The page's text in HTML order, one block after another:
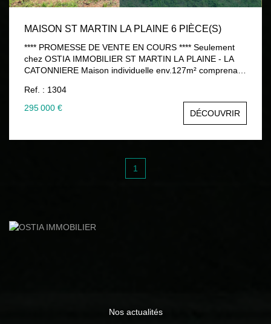
MAISON ST MARTIN LA PLAINE 6 PIÈCE(S)
**** PROMESSE DE VENTE EN COURS **** Seulement
chez OSTIA IMMOBILIER ST MARTIN LA PLAINE - LA
CATONNIERE Maison individuelle env.127m² comprenant
couverte avec vue dégagée, 3 chambres (dont une suite
parentale avec dressing et salle d'eau privative) + bureau,
sol, terrasse avec pergola, terrain de pétanque Cabanon
www.georisques.gouv.fr
Ref. : 1304
295 000 €
DÉCOUVRIR
1
Nos actualités